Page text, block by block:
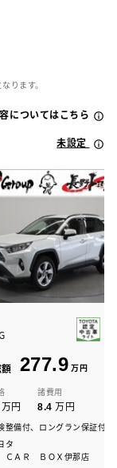
ります。
についてはこちら
未設定
277.9 万円
万円
諸費用
8.4 万円
整備付、ロングラン保証付
タ
ＣＡＲ ＢＯＸ伊那店